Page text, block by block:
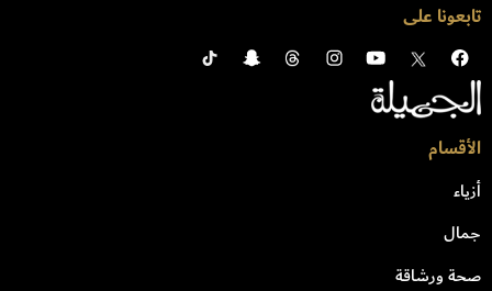
تابعونا على
الأقسام
أزياء
جمال
صحة ورشاقة